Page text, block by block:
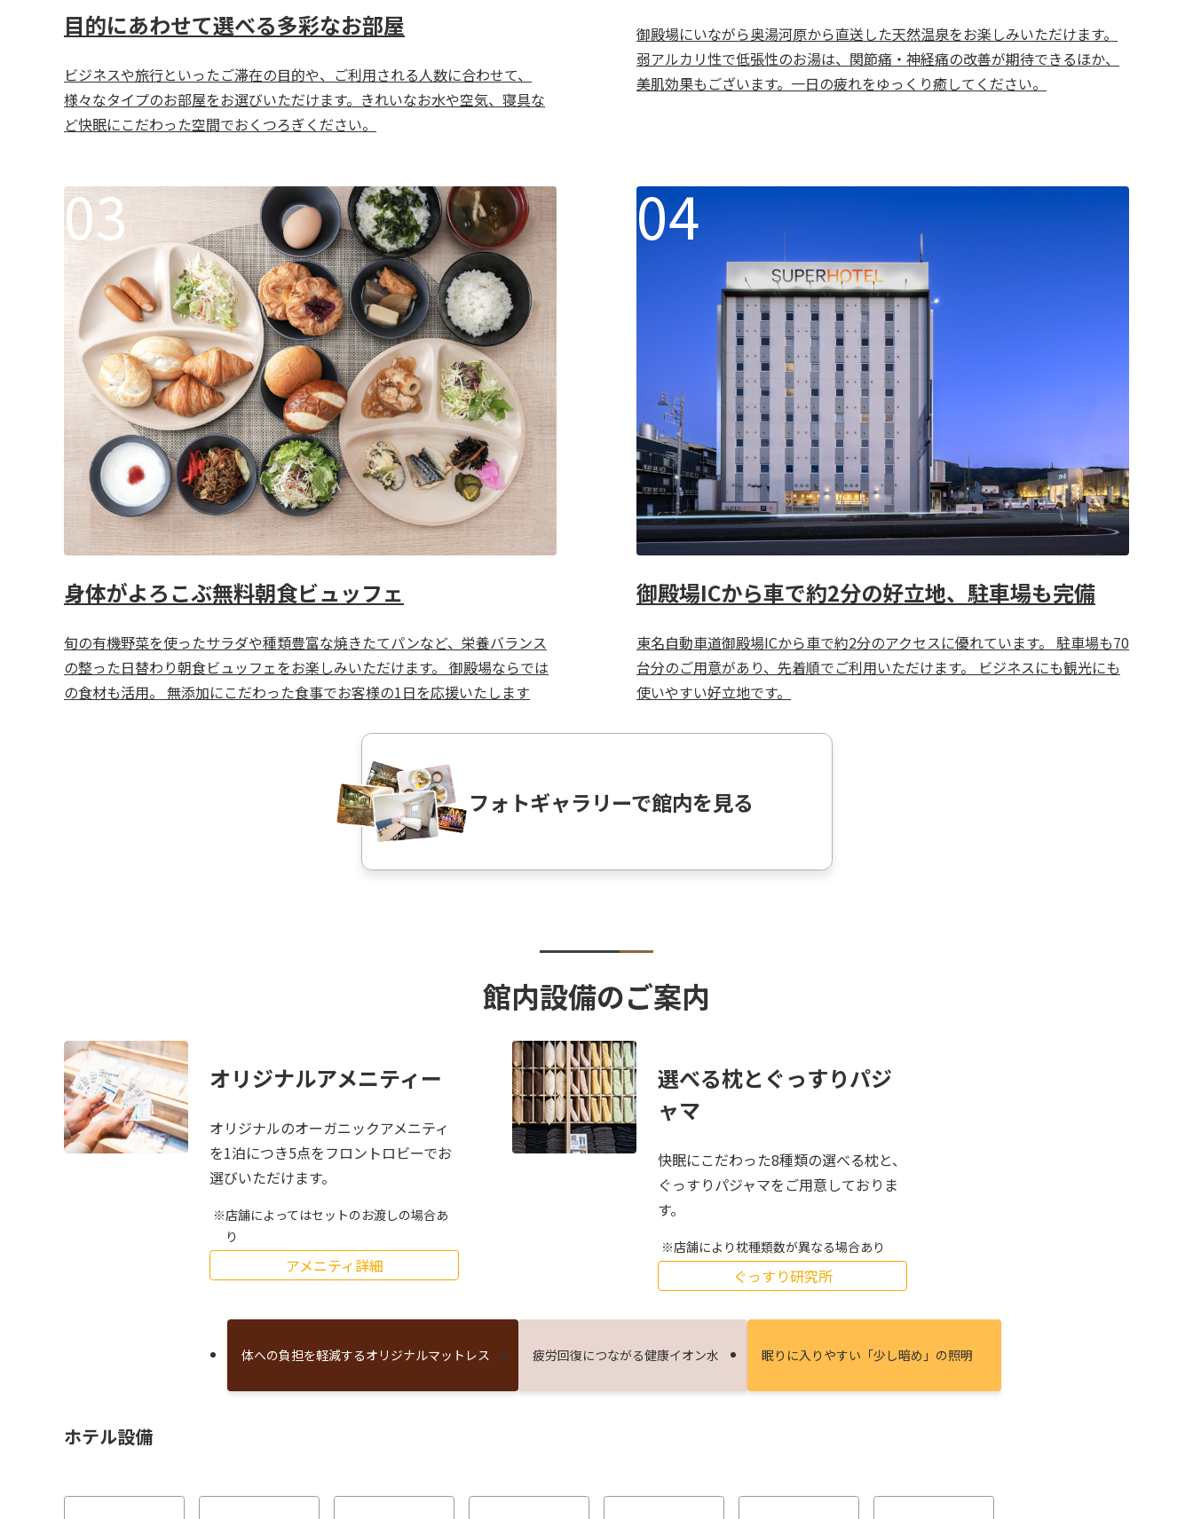
目的にあわせて選べる多彩なお部屋
ビジネスや旅行といったご滞在の目的や、ご利用される人数に合わせて、
様々なタイプのお部屋をお選びいただけます。きれいなお水や空気、寝具な
ど快眠にこだわった空間でおくつろぎください。
御殿場にいながら奥湯河原から直送した天然温泉をお楽しみいただけます。
弱アルカリ性で低張性のお湯は、関節痛・神経痛の改善が期待できるほか、
美肌効果もございます。一日の疲れをゆっくり癒してください。
身体がよろこぶ無料朝食ビュッフェ
旬の有機野菜を使ったサラダや種類豊富な焼きたてパンなど、栄養バランス
の整った日替わり朝食ビュッフェをお楽しみいただけます。 御殿場ならでは
の食材も活用。 無添加にこだわった食事でお客様の1日を応援いたします
御殿場ICから車で約2分の好立地、駐車場も完備
東名自動車道御殿場ICから車で約2分のアクセスに優れています。 駐車場も70
台分のご用意があり、先着順でご利用いただけます。 ビジネスにも観光にも
使いやすい好立地です。
フォトギャラリーで館内を見る
館内設備のご案内
オリジナルアメニティー
オリジナルのオーガニックアメニティ
を1泊につき5点をフロントロビーでお
選びいただけます。
店舗によってはセットのお渡しの場合あ
り
アメニティ詳細
選べる枕とぐっすりパジ
ャマ
快眠にこだわった8種類の選べる枕と、
ぐっすりパジャマをご用意しておりま
す。
店舗により枕種類数が異なる場合あり
ぐっすり研究所
体への負担を軽減するオリジナルマットレス 疲労回復につながる健康イオン⽔ 眠りに⼊りやすい「少し暗め」の照明
ホテル設備